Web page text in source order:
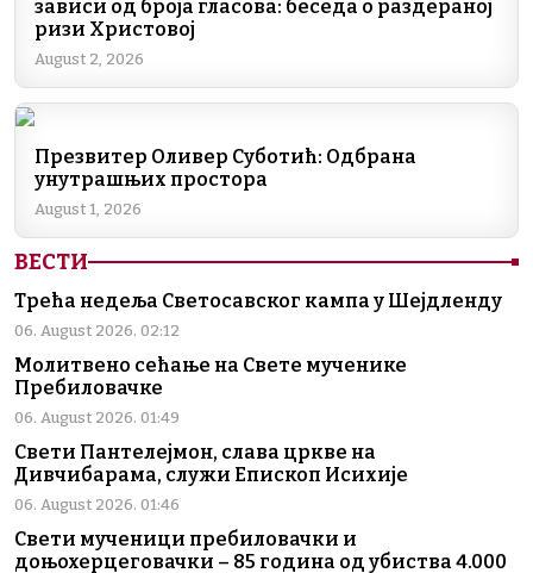
o
o
k
n
m
p
n
зависи од броја гласова: беседа о раздераној
ризи Христовој
August 2, 2026
Презвитер Оливер Суботић: Одбрана
унутрашњих простора
August 1, 2026
ВЕСТИ
Трећа недеља Светосавског кампа у Шејдленду
06. August 2026. 02:12
Молитвено сећање на Свете мученике
Пребиловачке
06. August 2026. 01:49
Свети Пантелејмон, слава цркве на
Дивчибарама, служи Епископ Исихије
06. August 2026. 01:46
Свети мученици пребиловачки и
доњохерцеговачки – 85 година од убиства 4.000